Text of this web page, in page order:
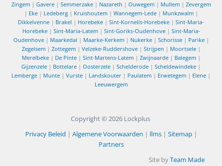
Zingem| Gavere| Semmerzake| Nazareth | Ouwegem| Mullem| Zevergem
| Eke| Ledeberg| Kruishoutem| Wannegem-Lede| Munkzwalm|
Dikkelvenne | Brakel | Horebeke | Sint-Kornelis-Horebeke | Sint-Maria-
Horebeke| Sint-Maria-Latem| Sint-Goriks-Oudenhove| Sint-Maria-
Oudenhove| Maarkedal | Maarke-Kerkem| Nukerke| Schorisse| Parike|
Zegelsem| Zottegem| Velzeke-Ruddershove| Strijpen | Moortsele|
Merelbeke| De Pinte| Sint-Martens-Latem| Zwijnaarde| Balegem|
Gijzenzele | Bottelare | Oosterzele | Schelderode | Scheldewindeke |
Lemberge | Munte | Vurste | Landskouter | Paulatem | Erwetegem | Elene |
Leeuwergem
Copyright © 2026 Lockplus
Privacy Beleid | Algemene Voorwaarden | llms| Sitemap|
Partners
Site byTeam Made